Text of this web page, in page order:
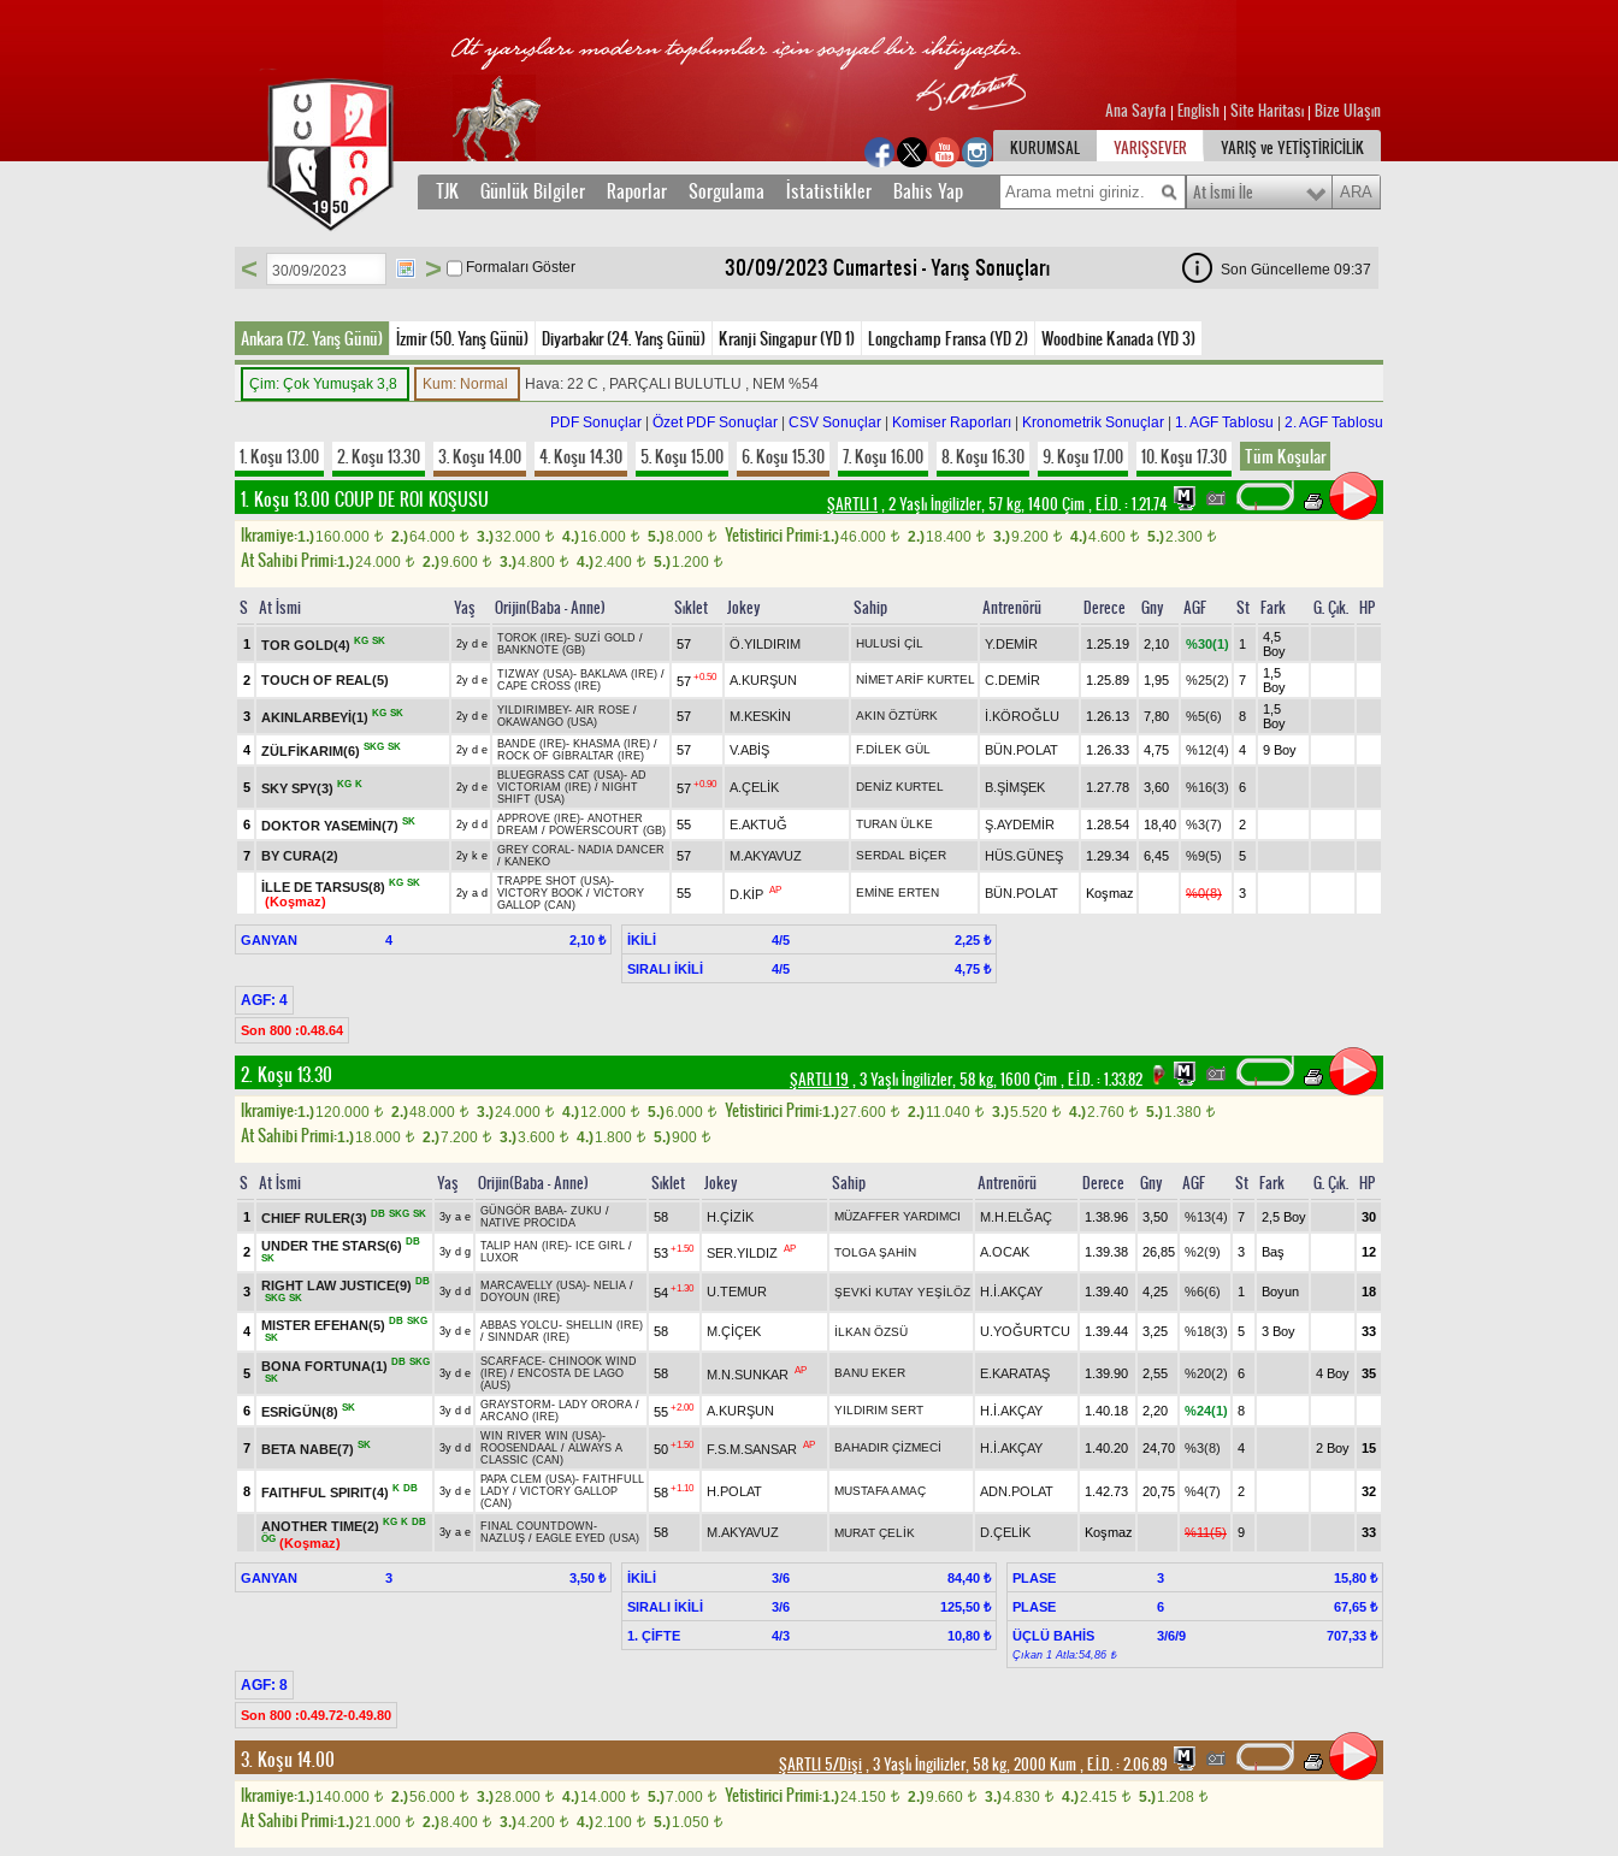
Ana Sayfa English Site Haritası Bize Ulaşın
KURUMSAL
YARIŞSEVER YARIŞ ve YETİŞTİRİCİLİK
TJK Günlük Bilgiler Raporlar Sorgulama İstatistikler Bahis Yap At İsmi İle
30/09/2023 Cumartesi - Yarış Sonuçları
< > Formaları Göster Son Güncelleme 09:37
Ankara (72. Yarış Günü) İzmir (50. Yarış Günü) Diyarbakır (24. Yarış Günü) Kranji Singapur (YD 1) Longchamp Fransa (YD 2) Woodbine Kanada (YD 3)
Çim: Çok Yumuşak 3,8 Kum: Normal Hava: 22 C , PARÇALI BULUTLU , NEM %54
PDF Sonuçlar Özet PDF Sonuçlar CSV Sonuçlar Komiser Raporları Kronometrik Sonuçlar 1. AGF Tablosu 2. AGF Tablosu
1. Koşu 13.00 2. Koşu 13.30 3. Koşu 14.00 4. Koşu 14.30 5. Koşu 15.00 6. Koşu 15.30 7. Koşu 16.00 8. Koşu 16.30 9. Koşu 17.00 10. Koşu 17.30 Tüm Koşular
1. Koşu 13.00 COUP DE ROI KOŞUSU ŞARTLI 1 , 2 Yaşlı İngilizler, 57 kg, 1400 Çim,E.İ.D. :1.21.74
Ikramiye:1.)160.000 t 2.)64.000 t 3.)32.000 t 4.)16.000 t 5.)8.000 t Yetistirici Primi:1.)46.000 t 2.)18.400 t 3.)9.200 t 4.)4.600 t 5.)2.300 t
At Sahibi Primi:1.)24.000 t 2.)9.600 t 3.)4.800 t 4.)2.400 t 5.)1.200 t
S At İsmi Yaş Orijin(Baba - Anne) Sıklet Jokey Sahip Antrenörü Derece Gny AGF St Fark G. Çık. HP
1 TOR GOLD(4) KG SK 2y d e TOROK (IRE)- SUZİ GOLD /
BANKNOTE (GB)
57 Ö.YILDIRIM HULUSİ ÇİL Y.DEMİR 1.25.19 2,10 %30(1) 1
4,5
Boy
2
TOUCH OF REAL(5) 2y d e TIZWAY (USA)- BAKLAVA (IRE) /
CAPE CROSS (IRE)
57 +0.50 A.KURŞUN NİMET ARİF KURTEL C.DEMİR 1.25.89 1,95 %25(2) 7
1,5
Boy
3
AKINLARBEYİ(1) KG SK 2y d e YILDIRIMBEY- AIR ROSE /
OKAWANGO (USA)
57 M.KESKİN AKIN ÖZTÜRK İ.KÖROĞLU 1.26.13 7,80 %5(6) 8
1,5
Boy
4
ZÜLFİKARIM(6) SKG SK 2y d e BANDE (IRE)- KHASMA (IRE) /
ROCK OF GIBRALTAR (IRE)
57 V.ABİŞ F.DİLEK GÜL BÜN.POLAT 1.26.33 4,75 %12(4) 4 9 Boy
5 SKY SPY(3) KG K 2y d e
BLUEGRASS CAT (USA)- AD
VICTORIAM (IRE) / NIGHT
SHIFT (USA)
57 +0.90 A.ÇELİK DENİZ KURTEL B.ŞİMŞEK 1.27.78 3,60 %16(3) 6
6 DOKTOR YASEMİN(7) SK 2y d d APPROVE (IRE)- ANOTHER
DREAM / POWERSCOURT (GB) 55 E.AKTUĞ TURAN ÜLKE Ş.AYDEMİR 1.28.54 18,40 %3(7) 2
7 BY CURA(2) 2y k e GREY CORAL- NADIA DANCER
/ KANEKO 57 M.AKYAVUZ SERDAL BİÇER HÜS.GÜNEŞ 1.29.34 6,45 %9(5) 5
İLLE DE TARSUS(8) KG SK
(Koşmaz)
2y a d
TRAPPE SHOT (USA)-
VICTORY BOOK / VICTORY
GALLOP (CAN)
55 D.KİP AP EMİNE ERTEN BÜN.POLAT Koşmaz %0(8) 3
GANYAN 4 2,10 ₺ İKİLİ 4/5
2,25 ₺
SIRALI İKİLİ
4/5 4,75 ₺
AGF: 4
Son 800 :0.48.64
2. Koşu 13.30 ŞARTLI 19 , 3 Yaşlı İngilizler, 58 kg, 1600 Çim,E.İ.D. :1.33.82
Ikramiye:1.)120.000 t 2.)48.000 t 3.)24.000 t 4.)12.000 t 5.)6.000 t Yetistirici Primi:1.)27.600 t 2.)11.040 t 3.)5.520 t 4.)2.760 t 5.)1.380 t
At Sahibi Primi:1.)18.000 t 2.)7.200 t 3.)3.600 t 4.)1.800 t 5.)900 t
S At İsmi Yaş Orijin(Baba - Anne) Sıklet Jokey Sahip Antrenörü Derece Gny AGF St Fark G. Çık. HP
1 CHIEF RULER(3) DB SKG SK 3y a e GÜNGÖR BABA- ZUKU /
NATIVE PROCIDA
58 H.ÇİZİK MÜZAFFER YARDIMCI M.H.ELĞAÇ 1.38.96 3,50 %13(4) 7 2,5 Boy 30
2 UNDER THE STARS(6) DB
SK
3y d g TALIP HAN (IRE)- ICE GIRL /
LUXOR
53 +1.50 SER.YILDIZ AP TOLGA ŞAHİN A.OCAK 1.39.38 26,85 %2(9) 3 Baş 12
3 RIGHT LAW JUSTICE(9) DB
SKG SK
3y d d MARCAVELLY (USA)- NELIA /
DOYOUN (IRE)
54 +1.30 U.TEMUR ŞEVKİ KUTAY YEŞİLÖZ H.İ.AKÇAY 1.39.40 4,25 %6(6) 1 Boyun 18
4 MISTER EFEHAN(5) DB SKG
SK
3y d e ABBAS YOLCU- SHELLIN (IRE)
/ SINNDAR (IRE) 58 M.ÇİÇEK İLKAN ÖZSÜ U.YOĞURTCU 1.39.44 3,25 %18(3) 5 3 Boy 33
5
BONA FORTUNA(1) DB SKG
SK
3y d e
SCARFACE- CHINOOK WIND
(IRE) / ENCOSTA DE LAGO
(AUS)
58 M.N.SUNKAR AP BANU EKER E.KARATAŞ 1.39.90 2,55 %20(2) 6 4 Boy 35
6 ESRİGÜN(8) SK 3y d d GRAYSTORM - LADY ORORA /
ARCANO (IRE)
55 +2.00 A.KURŞUN YILDIRIM SERT H.İ.AKÇAY 1.40.18 2,20 %24(1) 8
7 BETA NABE(7) SK 3y d d
WIN RIVER WIN (USA)-
ROOSENDAAL / ALWAYS A
CLASSIC (CAN)
50 +1.50 F.S.M.SANSAR AP BAHADIR ÇİZMECİ H.İ.AKÇAY 1.40.20 24,70 %3(8) 4 2 Boy 15
8 FAITHFUL SPIRIT(4) K DB 3y d e
PAPA CLEM (USA)- FAITHFULL
LADY / VICTORY GALLOP
(CAN)
58 +1.10 H.POLAT MUSTAFA AMAÇ ADN.POLAT 1.42.73 20,75 %4(7) 2 32
ANOTHER TIME(2) KG K DB
ÖG (Koşmaz)
3y a e FINAL COUNTDOWN -
NAZLUŞ / EAGLE EYED (USA) 58 M.AKYAVUZ MURAT ÇELİK D.ÇELİK Koşmaz %11(5) 9 33
GANYAN 3 3,50 ₺ İKİLİ 3/6
84,40 ₺
SIRALI İKİLİ
3/6
125,50 ₺
1. ÇİFTE
4/3 10,80 ₺
PLASE 3
15,80 ₺
PLASE
6
67,65 ₺
ÜÇLÜ BAHİS
3/6/9 707,33 ₺
Çıkan 1 Atla:54,86 ₺
AGF: 8
Son 800 :0.49.72-0.49.80
3. Koşu 14.00 ŞARTLI 5/Dişi, 3 Yaşlı İngilizler, 58 kg, 2000 Kum,E.İ.D. :2.06.89
Ikramiye:1.)140.000 t 2.)56.000 t 3.)28.000 t 4.)14.000 t 5.)7.000 t Yetistirici Primi:1.)24.150 t 2.)9.660 t 3.)4.830 t 4.)2.415 t 5.)1.208 t
At Sahibi Primi:1.)21.000 t 2.)8.400 t 3.)4.200 t 4.)2.100 t 5.)1.050 t